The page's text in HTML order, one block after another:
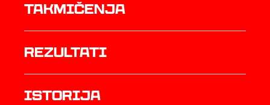
Takmičenja
rezultati
istorija